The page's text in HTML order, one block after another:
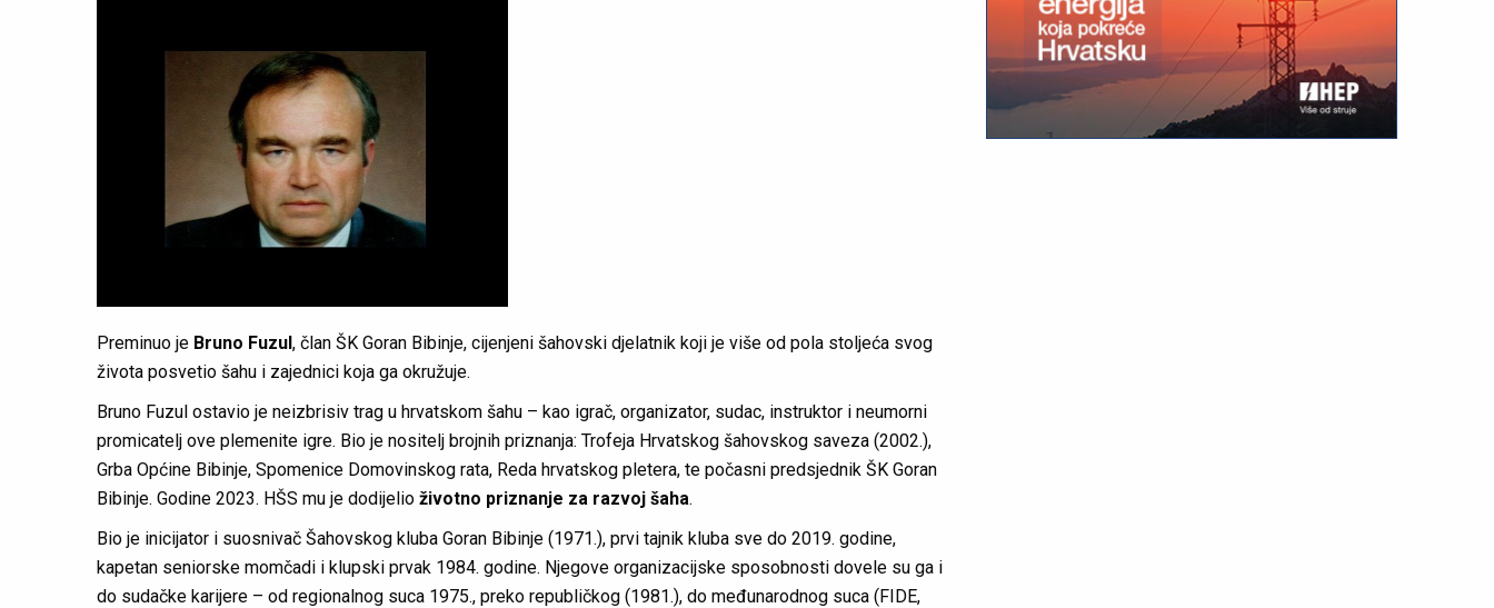
Preminuo je Bruno Fuzul, član ŠK Goran Bibinje, cijenjeni šahovski djelatnik koji je više od pola stoljeća svog
života posvetio šahu i zajednici koja ga okružuje.
Bruno Fuzul ostavio je neizbrisiv trag u hrvatskom šahu – kao igrač, organizator, sudac, instruktor i neumorni
promicatelj ove plemenite igre. Bio je nositelj brojnih priznanja: Trofeja Hrvatskog šahovskog saveza (2002.),
Grba Općine Bibinje, Spomenice Domovinskog rata, Reda hrvatskog pletera, te počasni predsjednik ŠK Goran
Bibinje. Godine 2023. HŠS mu je dodijelio životno priznanje za razvoj šaha.
Bio je inicijator i suosnivač Šahovskog kluba Goran Bibinje (1971.), prvi tajnik kluba sve do 2019. godine,
kapetan seniorske momčadi i klupski prvak 1984. godine. Njegove organizacijske sposobnosti dovele su ga i
do sudačke karijere – od regionalnog suca 1975., preko republičkog (1981.), do međunarodnog suca (FIDE,